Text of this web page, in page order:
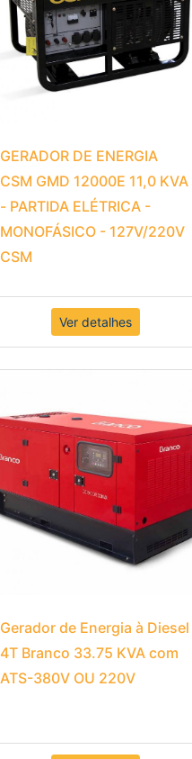
GERADOR DE ENERGIA
CSM GMD 12000E 11,0 KVA
- PARTIDA ELÉTRICA -
MONOFÁSICO - 127V/220V
CSM
Ver detalhes
Gerador de Energia à Diesel
4T Branco 33.75 KVA com
ATS-380V OU 220V